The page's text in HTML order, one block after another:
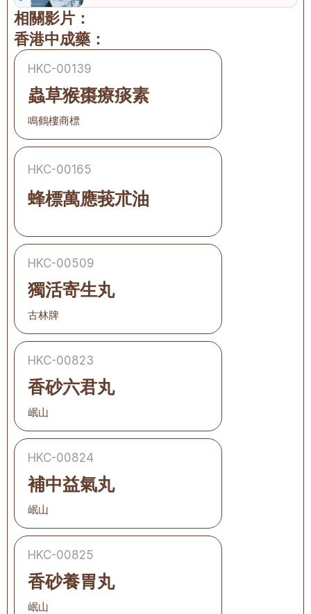
相關影片：
香港中成藥：
HKC-00139
蟲草猴棗療痰素
鳴鶴樓商標
HKC-00165
蜂標萬應莪朮油
HKC-00509
獨活寄生丸
古林牌
HKC-00823
香砂六君丸
岷山
HKC-00824
補中益氣丸
岷山
HKC-00825
香砂養胃丸
岷山